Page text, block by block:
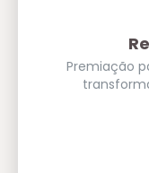
Premiação